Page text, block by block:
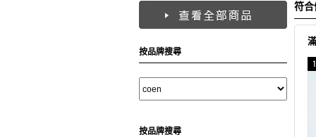
按品牌搜尋
按品牌搜尋
符合